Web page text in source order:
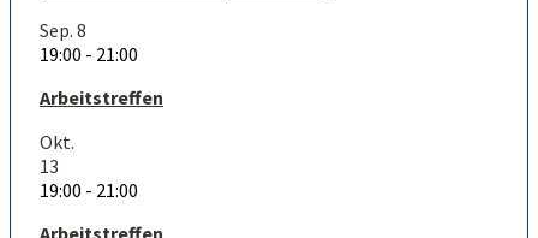
Sep. 8
19:00 - 21:00
Arbeitstreffen
Okt.
13
19:00 - 21:00